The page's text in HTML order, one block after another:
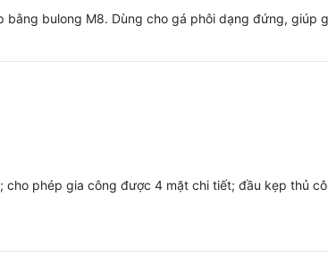
bulong M8. Dùng cho gá phôi dạng đứng, giúp
phép gia công được 4 mặt chi tiết; đầu kẹp thủ